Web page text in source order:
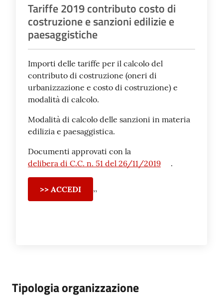
Tariffe 2019 contributo costo di
costruzione e sanzioni edilizie e
paesaggistiche
Importi delle tariffe per il calcolo del
contributo di costruzione (oneri di
urbanizzazione e costo di costruzione) e
modalità di calcolo.
Modalità di calcolo delle sanzioni in materia
edilizia e paesaggistica.
Documenti approvati con la
delibera di C.C. n. 51 del 26/11/2019
.
>> ACCEDI ,,
Tipologia organizzazione